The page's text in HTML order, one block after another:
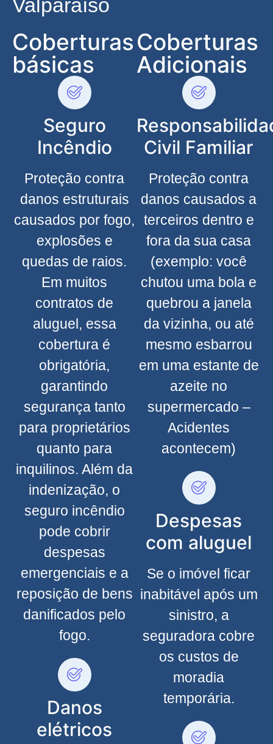
Coberturas
básicas
Seguro
Incêndio
Proteção contra
danos estruturais
causados por fogo,
explosões e
quedas de raios.
Em muitos
contratos de
aluguel, essa
cobertura é
obrigatória,
garantindo
segurança tanto
para proprietários
quanto para
inquilinos. Além da
indenização, o
seguro incêndio
pode cobrir
despesas
emergenciais e a
reposição de bens
danificados pelo
fogo.
Danos
elétricos
Coberturas
Adicionais
Civil Familiar
Proteção contra
danos causados a
terceiros dentro e
fora da sua casa
(exemplo: você
chutou uma bola e
quebrou a janela
da vizinha, ou até
mesmo esbarrou
em uma estante de
azeite no
supermercado –
Acidentes
acontecem)
Despesas
com aluguel
Se o imóvel ficar
inabitável após um
sinistro, a
seguradora cobre
os custos de
moradia
temporária.